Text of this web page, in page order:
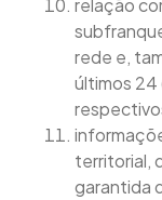
relação
rede e,
últimos 24
territorial,
garantida